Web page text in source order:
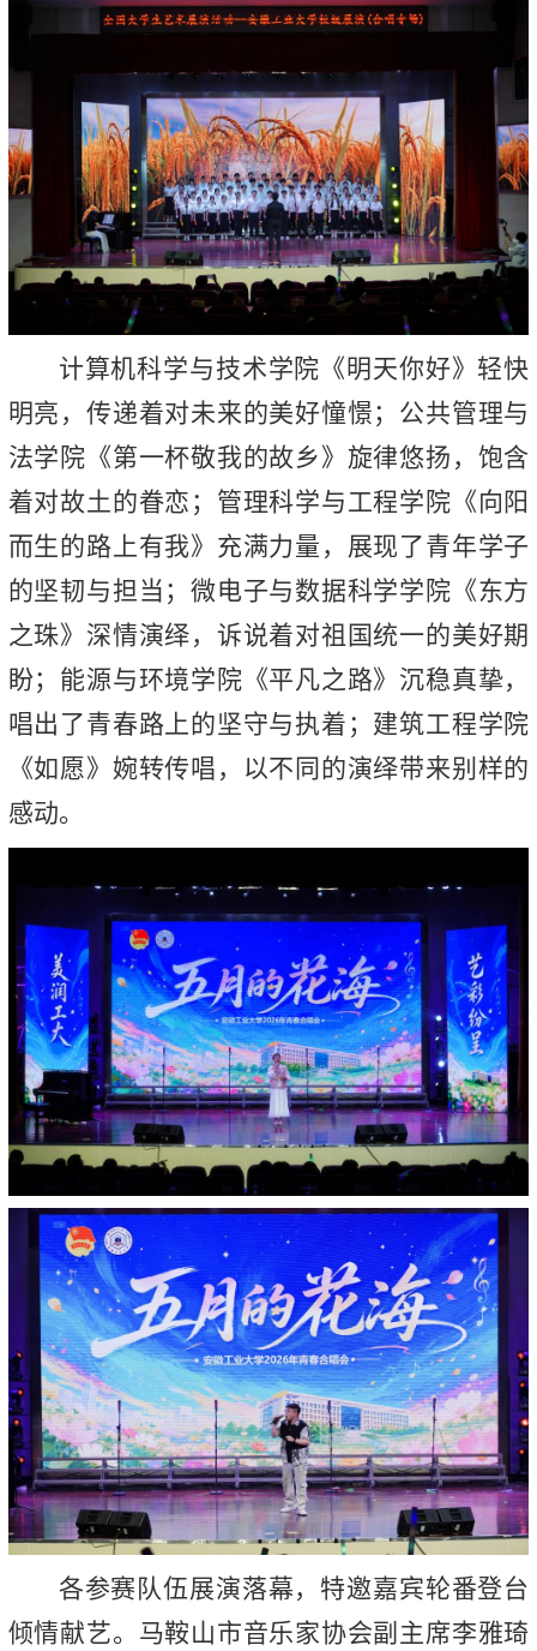
计算机科学与技术学院《明天你好》轻快
明亮，传递着对未来的美好憧憬；公共管理与
法学院《第一杯敬我的故乡》旋律悠扬，饱含
着对故土的眷恋；管理科学与工程学院《向阳
而生的路上有我》充满力量，展现了青年学子
的坚韧与担当；微电子与数据科学学院《东方
之珠》深情演绎，诉说着对祖国统一的美好期
盼；能源与环境学院《平凡之路》沉稳真挚，
唱出了青春路上的坚守与执着；建筑工程学院
《如愿》婉转传唱，以不同的演绎带来别样的
感动。
各参赛队伍展演落幕，特邀嘉宾轮番登台
倾情献艺。马鞍山市音乐家协会副主席李雅琦